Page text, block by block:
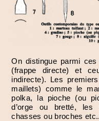
On distingue parmi
(frappe directe) et
indirecte). Les
maillets) comme le
polka, la pioche (ou
d’orge ou bretté, les
chasses ou broches etc..